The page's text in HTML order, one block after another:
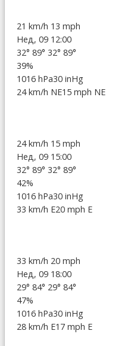
21 km/h 13 mph
Нед, 09 12:00
32° 89° 32° 89°
39%
1016 hPa30 inHg
24 km/h NE15 mph NE
24 km/h 15 mph
Нед, 09 15:00
32° 89° 32° 89°
42%
1016 hPa30 inHg
33 km/h E20 mph E
33 km/h 20 mph
Нед, 09 18:00
29° 84° 29° 84°
47%
1016 hPa30 inHg
28 km/h E17 mph E